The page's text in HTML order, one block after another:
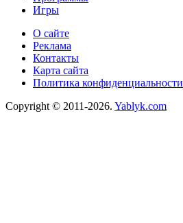
Игры
О сайте
Реклама
Контакты
Карта сайта
Политика конфиденциальности
Copyright © 2011-2026. Yablyk.сom